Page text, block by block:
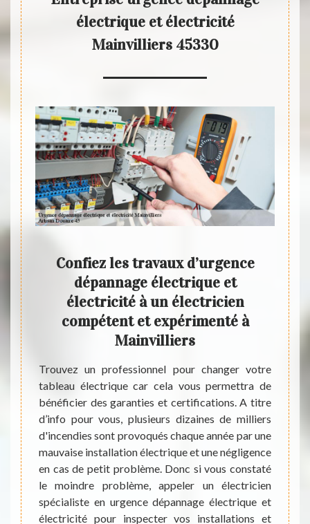
électrique et électricité
Mainvilliers 45330
en
est
de
de
car il
de
Confiez les travaux d’urgence
dépannage électrique et
électricité à un électricien
compétent et expérimenté à
Mainvilliers
Trouvez un professionnel pour changer votre
tableau électrique car cela vous permettra de
bénéficier des garanties et certifications. A titre
d’info pour vous, plusieurs dizaines de milliers
d'incendies sont provoqués chaque année par une
mauvaise installation électrique et une négligence
en cas de petit problème. Donc si vous constaté
le moindre problème, appeler un électricien
spécialiste en urgence dépannage électrique et
électricité pour inspecter vos installations et
Si
d'un
du
pour